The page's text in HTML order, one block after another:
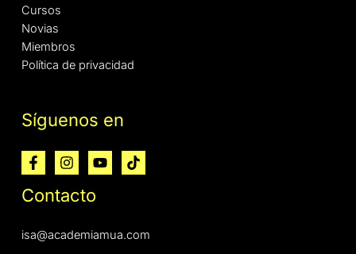
Cursos
Novias
Miembros
Política de privacidad
Síguenos en
Contacto
isa@academiamua.com